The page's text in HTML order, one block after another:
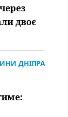
двоє
ДНІПРА